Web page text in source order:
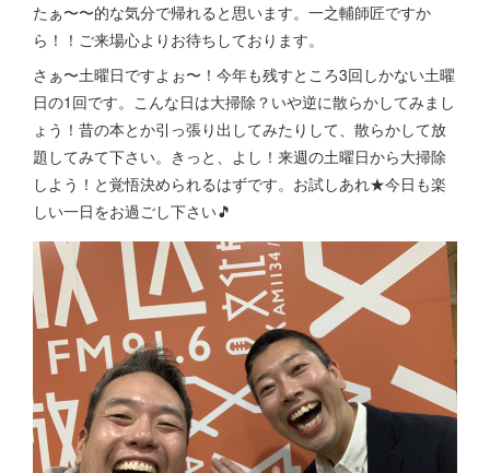
たぁ〜〜的な気分で帰れると思います。一之輔師匠ですか
ら！！ご来場心よりお待ちしております。
さぁ〜土曜日ですよぉ〜！今年も残すところ3回しかない土曜
日の1回です。こんな日は大掃除？いや逆に散らかしてみまし
ょう！昔の本とか引っ張り出してみたりして、散らかして放
題してみて下さい。きっと、よし！来週の土曜日から大掃除
しよう！と覚悟決められるはずです。お試しあれ★今日も楽
しい一日をお過ごし下さい🎵